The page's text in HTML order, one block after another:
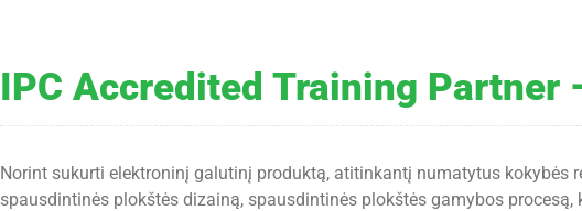
IPC Accredited Training Partner
Norint sukurti elektroninį galutinį produktą, atitinkantį numatytus kokybės
spausdintinės plokštės dizainą, spausdintinės plokštės gamybos